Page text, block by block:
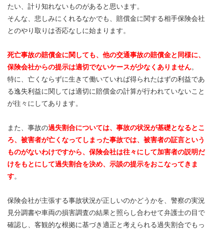
たい、計り知れないものがあると思います。
そんな、悲しみにくれるなかでも、賠償金に関する相手保険会社
とのやり取りは否応なしに始まります。
死亡事故の賠償金に関しても、他の交通事故の賠償金と同様に、
保険会社からの提示は適切でないケースが少なくありません。
特に、亡くならずに生きて働いていれば得られたはずの利益であ
る逸失利益に関しては適切に賠償金の計算が行われていないこと
が往々にしてあります。
また、事故の過失割合については、事故の状況が基礎となるとこ
ろ、被害者が亡くなってしまった事故では、被害者の証言という
ものがないわけですから、保険会社は往々にして加害者の説明だ
けをもとにして過失割合を決め、示談の提示をおこなってきま
す。
保険会社が主張する事故状況が正しいのかどうかを、警察の実況
見分調書や車両の損害調査の結果と照らし合わせて弁護士の目で
確認し、客観的な根拠に基づき適正と考えられる過失割合でもっ